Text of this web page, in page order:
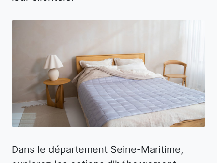
Dans le département Seine-Maritime,